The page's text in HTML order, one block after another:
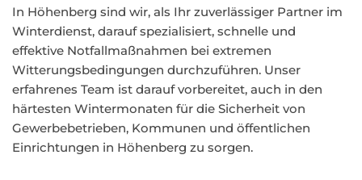
In Höhenberg sind wir, als Ihr zuverlässiger Partner im
Winterdienst, darauf spezialisiert, schnelle und
effektive Notfallmaßnahmen bei extremen
Witterungsbedingungen durchzuführen. Unser
erfahrenes Team ist darauf vorbereitet, auch in den
härtesten Wintermonaten für die Sicherheit von
Gewerbebetrieben, Kommunen und öffentlichen
Einrichtungen in Höhenberg zu sorgen.